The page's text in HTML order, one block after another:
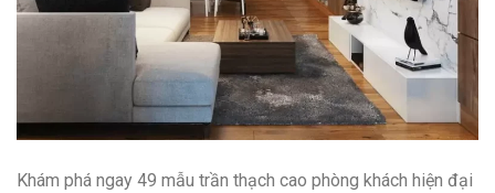
Khám phá ngay 49 mẫu trần thạch cao phòng khách hiện đại